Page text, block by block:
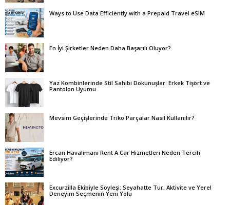
Ways to Use Data Efficiently with a Prepaid Travel eSIM
En İyi Şirketler Neden Daha Başarılı Oluyor?
Yaz Kombinlerinde Stil Sahibi Dokunuşlar: Erkek Tişört ve
Pantolon Uyumu
Mevsim Geçişlerinde Triko Parçalar Nasıl Kullanılır?
Ercan Havalimanı Rent A Car Hizmetleri Neden Tercih
Ediliyor?
Excurzilla Ekibiyle Söyleşi: Seyahatte Tur, Aktivite ve Yerel
Deneyim Seçmenin Yeni Yolu